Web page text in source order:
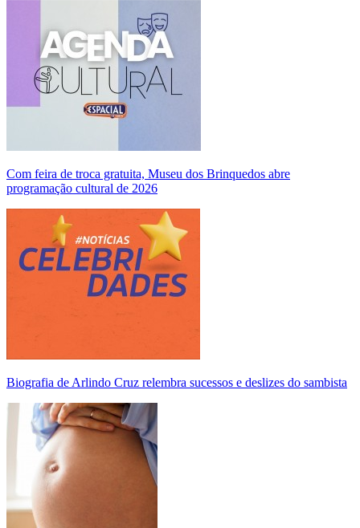
Com feira de troca gratuita, Museu dos Brinquedos abre
programação cultural de 2026
Biografia de Arlindo Cruz relembra sucessos e deslizes do sambista